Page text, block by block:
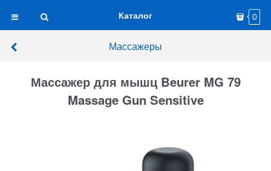
Каталог 0
Массажеры
Массажер для мышц Beurer MG 79
Massage Gun Sensitive